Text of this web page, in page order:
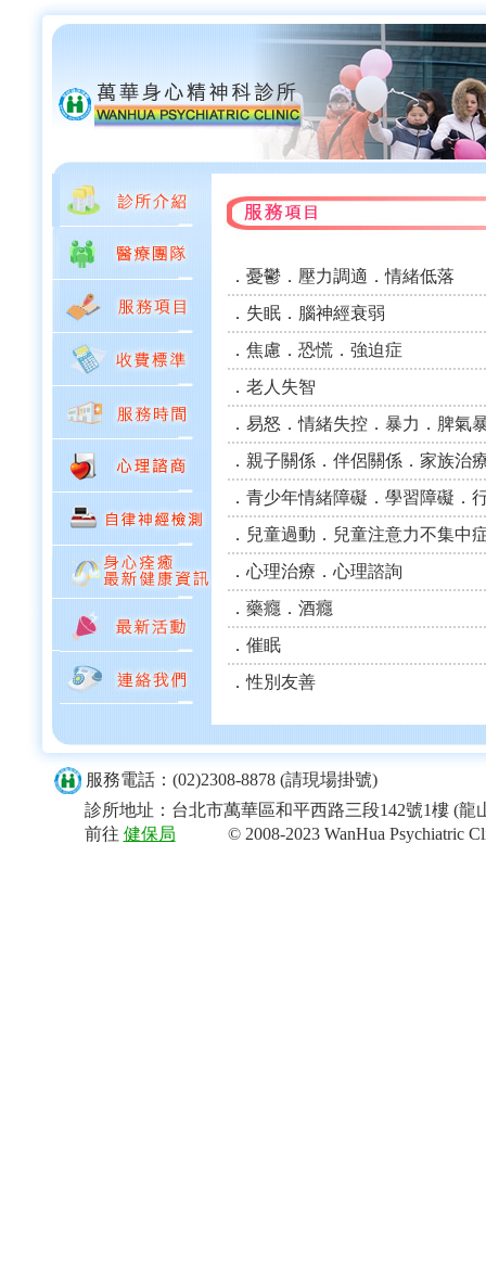
．憂鬱．壓力調適．情緒低落
．失眠．腦神經衰弱
．焦慮．恐慌．強迫症
．老人失智
．易怒．情緒失控．暴力．脾氣
．親子關係．伴侶關係．家族治
．青少年情緒障礙．學習障礙．
．兒童過動．兒童注意力不集中
．心理治療．心理諮詢
．藥癮．酒癮
．催眠
．性別友善
服務電話：(02)2308-8878 (請現場掛號)
診所地址：台北市萬華區和平西路三段142號1樓 (龍
前往 健保局 © 2008-2023 WanHua Psychiatric